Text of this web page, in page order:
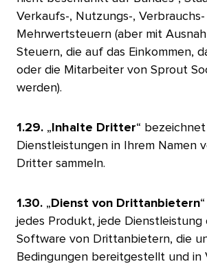
Verkaufs-, Nutzungs-, Verbrauchs-
Mehrwertsteuern (aber mit
Steuern, die auf das Einkommen,
oder die Mitarbeiter von Sprout
werden).​​
1.29. „ Inhalte Dritter“
Dienstleistungen in Ihrem Namen
Dritter sammeln.​​
1.30. „ Dienst von Drittanbietern
jedes Produkt, jede Dienstleistung
Software von Drittanbietern, die
Bedingungen bereitgestellt und in